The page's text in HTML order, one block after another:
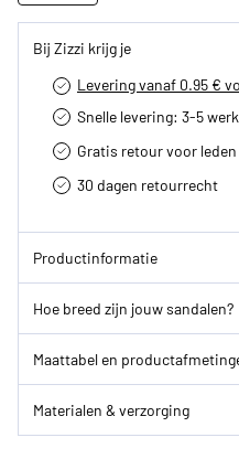
Bij Zizzi krijg je
Levering vanaf 0.95 €
Snelle levering: 3-5
Gratis retour voor leden
30 dagen retourrecht­
Productinformatie
Hoe breed zijn jouw sandalen?
Maattabel en
Materialen & verzorging